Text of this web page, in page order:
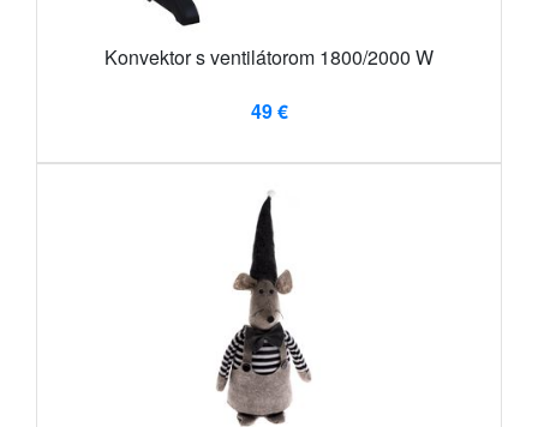
Konvektor s ventilátorom 1800/2000 W
49 €